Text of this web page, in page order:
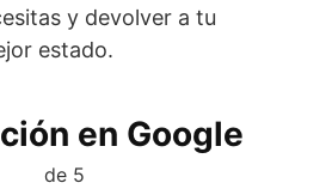
y devolver a tu
estado.
en Google
de 5